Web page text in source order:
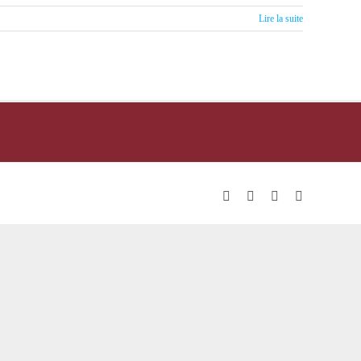
Lire la suite
FacebookLinkedInYouTube